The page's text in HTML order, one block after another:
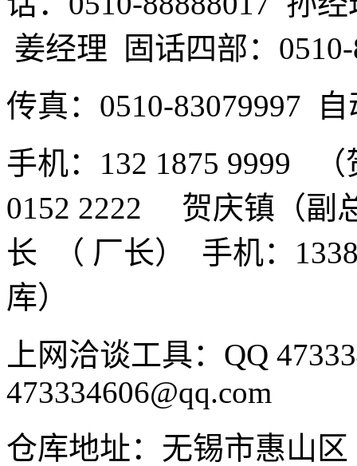
姜经理 固话四部：
传真：0510-83079997
手机：132 1875 9999
0152 2222 贺庆镇（副
长 （ 厂长） 手机：
库）
上网洽谈工具：QQ
473334606@qq.com
仓库地址：无锡市惠山